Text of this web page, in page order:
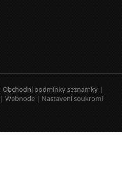
Obchodní podmínky seznamky |
| Webnode | Nastavení soukromí